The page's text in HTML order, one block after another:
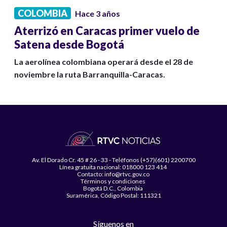
COLOMBIA Hace 3 años
Aterrizó en Caracas primer vuelo de
Satena desde Bogotá
La aerolínea colombiana operará desde el 28 de
noviembre la ruta Barranquilla-Caracas.
Av. El Dorado Cr. 45 # 26 - 33 - Teléfonos (+57)(601) 2200700
Línea gratuita nacional: 018000 123 414
Contacto: info@rtvc.gov.co
Términos y condiciones
Bogotá D.C., Colombia
Suramérica, Código Postal: 111321
Síguenos en